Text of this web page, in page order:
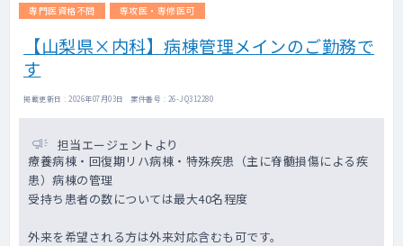
専門医資格不問 専攻医・専修医可
【山梨県×内科】病棟管理メインのご勤務で
す
掲載更新日 : 2026年07月03日 案件番号 : 26-JQ312280
担当エージェントより
療養病棟・回復期リハ病棟・特殊疾患（主に脊髄損傷による疾
患）病棟の管理
受持ち患者の数については最大40名程度
外来を希望される方は外来対応含むも可です。